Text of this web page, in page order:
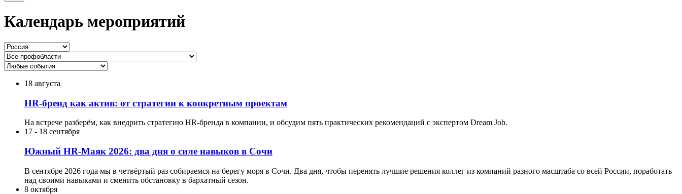
Календарь мероприятий
18 августа
HR-бренд как актив: от стратегии к конкретным проектам
На встрече разберём, как внедрить стратегию HR-бренда в компании, и обсудим пять практических рекомендаций с экспертом Dream Job.
17 - 18 сентября
Южный HR-Маяк 2026: два дня о силе навыков в Сочи
В сентябре 2026 года мы в четвёртый раз собираемся на берегу моря в Сочи. Два дня, чтобы перенять лучшие решения коллег из компаний разного масштаба со всей России, поработать
над своими навыками и сменить обстановку в бархатный сезон.
8 октября